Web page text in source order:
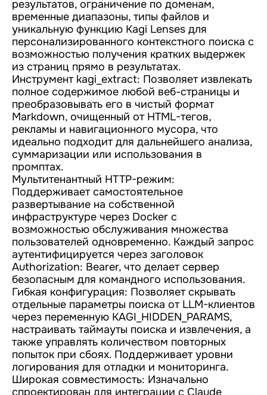
результатов, ограничение по доменам,
временные диапазоны, типы файлов и
уникальную функцию Kagi Lenses для
персонализированного контекстного поиска с
возможностью получения кратких выдержек
из страниц прямо в результатах.
Инструмент kagi_extract: Позволяет извлекать
полное содержимое любой веб-страницы и
преобразовывать его в чистый формат
Markdown, очищенный от HTML-тегов,
рекламы и навигационного мусора, что
идеально подходит для дальнейшего анализа,
суммаризации или использования в
промптах.
Мультитенантный HTTP-режим:
Поддерживает самостоятельное
развертывание на собственной
инфраструктуре через Docker с
возможностью обслуживания множества
пользователей одновременно. Каждый запрос
аутентифицируется через заголовок
Authorization: Bearer, что делает сервер
безопасным для командного использования.
Гибкая конфигурация: Позволяет скрывать
отдельные параметры поиска от LLM-клиентов
через переменную KAGI_HIDDEN_PARAMS,
настраивать таймауты поиска и извлечения, а
также управлять количеством повторных
попыток при сбоях. Поддерживает уровни
логирования для отладки и мониторинга.
Широкая совместимость: Изначально
спроектирован для интеграции с Claude